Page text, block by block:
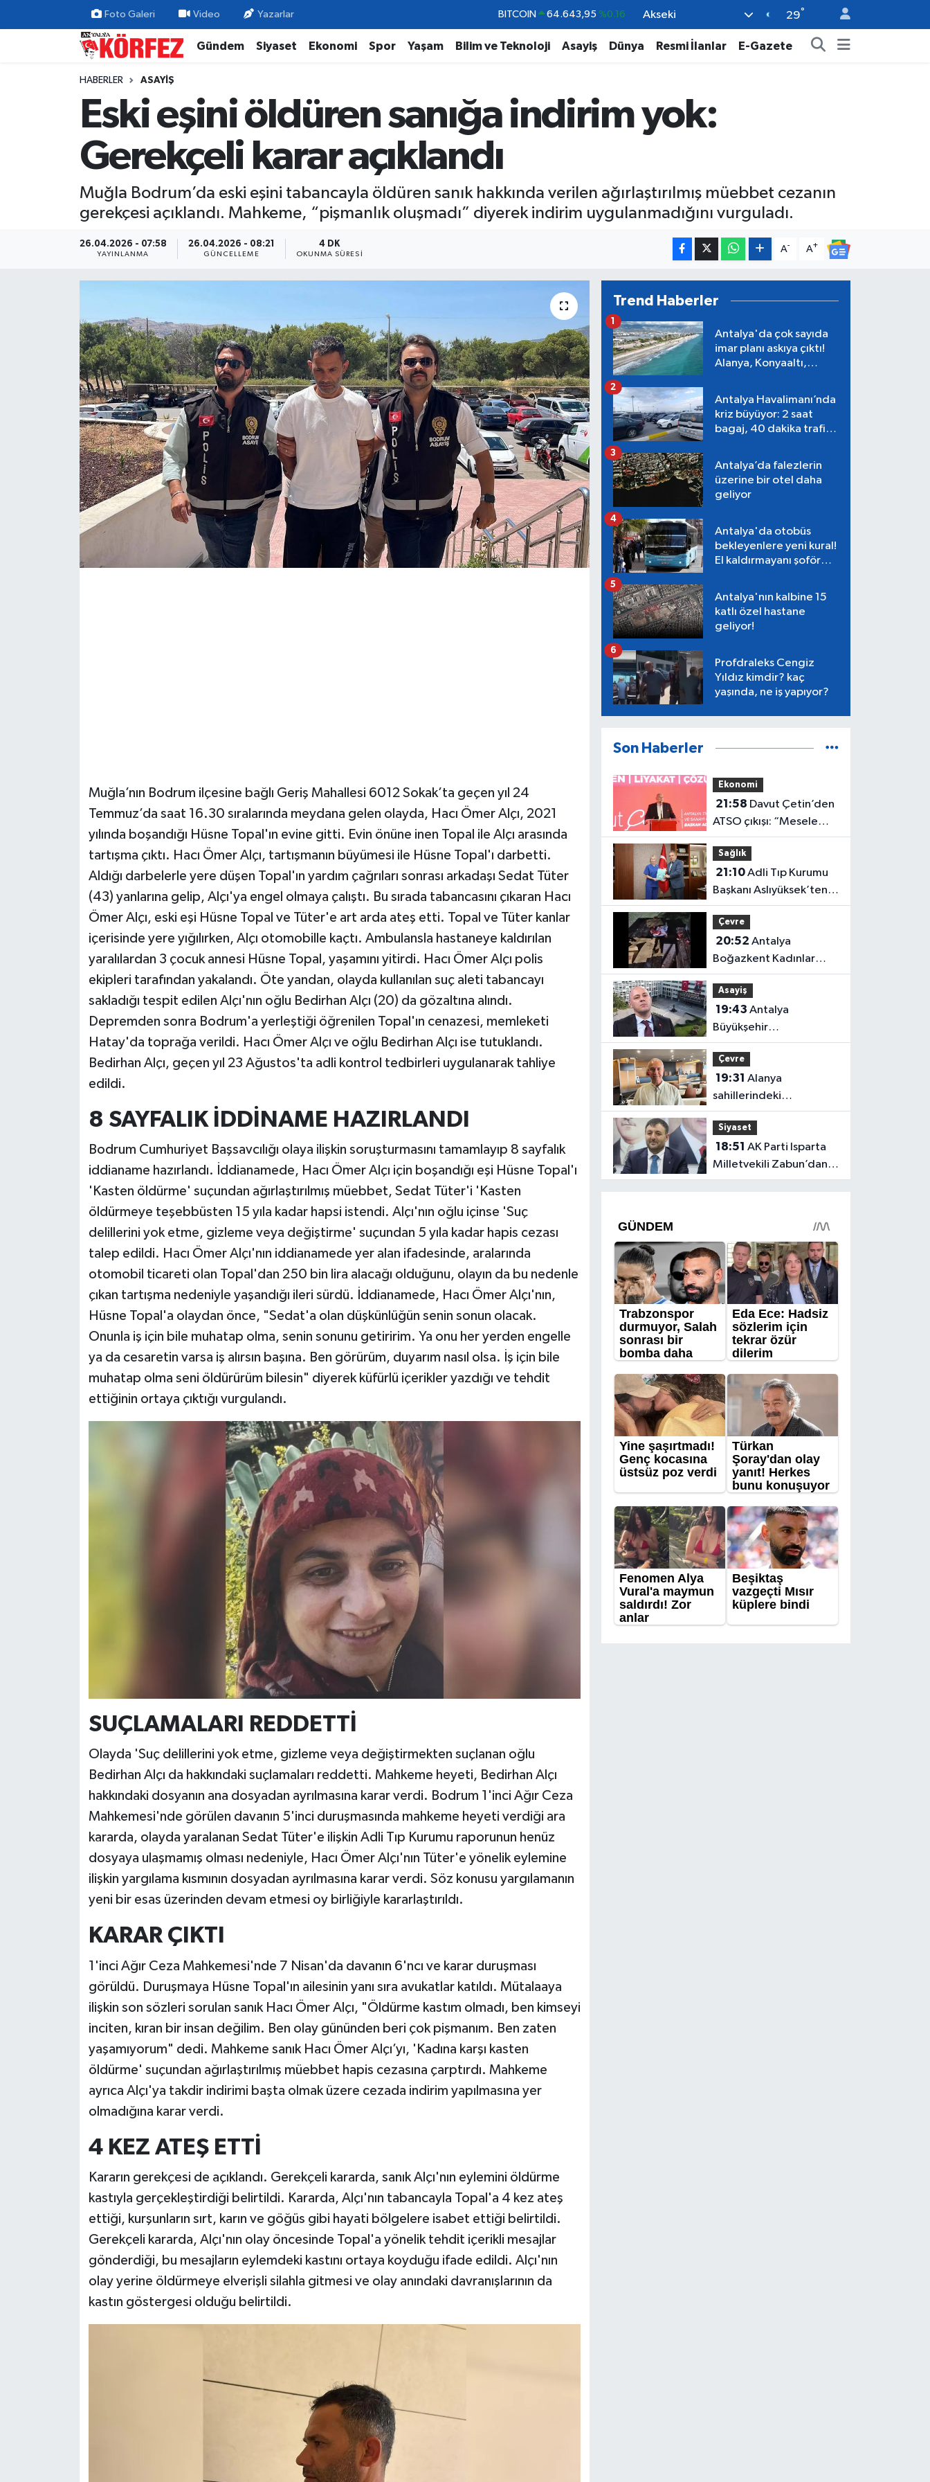
Foto Galeri Video Yazarlar DOLAR 47,6006 %0.06
EURO 55,0250 %0.02
BİST100 13.799 %70
Akseki 29°
Gündem Siyaset Ekonomi Spor Yaşam Bilim ve Teknoloji Asayiş Dünya Resmi İlanlar E-Gazete
HABERLER ASAYIŞ
Eski eşini öldüren sanığa indirim yok:
Gerekçeli karar açıklandı
Muğla Bodrum’da eski eşini tabancayla öldüren sanık hakkında verilen ağırlaştırılmış müebbet cezanın
gerekçesi açıklandı. Mahkeme, “pişmanlık oluşmadı” diyerek indirim uygulanmadığını vurguladı.
26.04.2026 - 07:58
YAYINLANMA
26.04.2026 - 08:21
GÜNCELLEME
4 DK
OKUNMA SÜRESI
A- A+
Muğla’nın Bodrum ilçesine bağlı Geriş Mahallesi 6012 Sokak’ta geçen yıl 24
Temmuz’da saat 16.30 sıralarında meydana gelen olayda, Hacı Ömer Alçı, 2021
yılında boşandığı Hüsne Topal'ın evine gitti. Evin önüne inen Topal ile Alçı arasında
tartışma çıktı. Hacı Ömer Alçı, tartışmanın büyümesi ile Hüsne Topal'ı darbetti.
Aldığı darbelerle yere düşen Topal'ın yardım çağrıları sonrası arkadaşı Sedat Tüter
(43) yanlarına gelip, Alçı'ya engel olmaya çalıştı. Bu sırada tabancasını çıkaran Hacı
Ömer Alçı, eski eşi Hüsne Topal ve Tüter'e art arda ateş etti. Topal ve Tüter kanlar
içerisinde yere yığılırken, Alçı otomobille kaçtı. Ambulansla hastaneye kaldırılan
yaralılardan 3 çocuk annesi Hüsne Topal, yaşamını yitirdi. Hacı Ömer Alçı polis
ekipleri tarafından yakalandı. Öte yandan, olayda kullanılan suç aleti tabancayı
sakladığı tespit edilen Alçı'nın oğlu Bedirhan Alçı (20) da gözaltına alındı.
Depremden sonra Bodrum'a yerleştiği öğrenilen Topal'ın cenazesi, memleketi
Hatay'da toprağa verildi. Hacı Ömer Alçı ve oğlu Bedirhan Alçı ise tutuklandı.
Bedirhan Alçı, geçen yıl 23 Ağustos'ta adli kontrol tedbirleri uygulanarak tahliye
edildi.
8 SAYFALIK İDDİNAME HAZIRLANDI
Bodrum Cumhuriyet Başsavcılığı olaya ilişkin soruşturmasını tamamlayıp 8 sayfalık
iddianame hazırlandı. İddianamede, Hacı Ömer Alçı için boşandığı eşi Hüsne Topal'ı
'Kasten öldürme' suçundan ağırlaştırılmış müebbet, Sedat Tüter'i 'Kasten
öldürmeye teşebbüsten 15 yıla kadar hapsi istendi. Alçı'nın oğlu içinse 'Suç
delillerini yok etme, gizleme veya değiştirme' suçundan 5 yıla kadar hapis cezası
talep edildi. Hacı Ömer Alçı'nın iddianamede yer alan ifadesinde, aralarında
otomobil ticareti olan Topal'dan 250 bin lira alacağı olduğunu, olayın da bu nedenle
çıkan tartışma nedeniyle yaşandığı ileri sürdü. İddianamede, Hacı Ömer Alçı'nın,
Hüsne Topal'a olaydan önce, "Sedat'a olan düşkünlüğün senin sonun olacak.
Onunla iş için bile muhatap olma, senin sonunu getiririm. Ya onu her yerden engelle
ya da cesaretin varsa iş alırsın başına. Ben görürüm, duyarım nasıl olsa. İş için bile
muhatap olma seni öldürürüm bilesin" diyerek küfürlü içerikler yazdığı ve tehdit
ettiğinin ortaya çıktığı vurgulandı.
SUÇLAMALARI REDDETTİ
Olayda 'Suç delillerini yok etme, gizleme veya değiştirmekten suçlanan oğlu
Bedirhan Alçı da hakkındaki suçlamaları reddetti. Mahkeme heyeti, Bedirhan Alçı
hakkındaki dosyanın ana dosyadan ayrılmasına karar verdi. Bodrum 1'inci Ağır Ceza
Mahkemesi'nde görülen davanın 5'inci duruşmasında mahkeme heyeti verdiği ara
kararda, olayda yaralanan Sedat Tüter'e ilişkin Adli Tıp Kurumu raporunun henüz
dosyaya ulaşmamış olması nedeniyle, Hacı Ömer Alçı'nın Tüter'e yönelik eylemine
ilişkin yargılama kısmının dosyadan ayrılmasına karar verdi. Söz konusu yargılamanın
yeni bir esas üzerinden devam etmesi oy birliğiyle kararlaştırıldı.
KARAR ÇIKTI
1'inci Ağır Ceza Mahkemesi'nde 7 Nisan'da davanın 6'ncı ve karar duruşması
görüldü. Duruşmaya Hüsne Topal'ın ailesinin yanı sıra avukatlar katıldı. Mütalaaya
ilişkin son sözleri sorulan sanık Hacı Ömer Alçı, "Öldürme kastım olmadı, ben kimseyi
inciten, kıran bir insan değilim. Ben olay gününden beri çok pişmanım. Ben zaten
yaşamıyorum" dedi. Mahkeme sanık Hacı Ömer Alçı’yı, 'Kadına karşı kasten
öldürme' suçundan ağırlaştırılmış müebbet hapis cezasına çarptırdı. Mahkeme
ayrıca Alçı'ya takdir indirimi başta olmak üzere cezada indirim yapılmasına yer
olmadığına karar verdi.
4 KEZ ATEŞ ETTİ
Kararın gerekçesi de açıklandı. Gerekçeli kararda, sanık Alçı'nın eylemini öldürme
kastıyla gerçekleştirdiği belirtildi. Kararda, Alçı'nın tabancayla Topal'a 4 kez ateş
ettiği, kurşunların sırt, karın ve göğüs gibi hayati bölgelere isabet ettiği belirtildi.
Gerekçeli kararda, Alçı'nın olay öncesinde Topal'a yönelik tehdit içerikli mesajlar
gönderdiği, bu mesajların eylemdeki kastını ortaya koyduğu ifade edildi. Alçı'nın
olay yerine öldürmeye elverişli silahla gitmesi ve olay anındaki davranışlarının da
kastın göstergesi olduğu belirtildi.
Trend Haberler
Antalya'da çok sayıda
imar planı askıya çıktı!
Alanya, Konyaaltı,
1
Antalya Havalimanı’nda
kriz büyüyor: 2 saat
bagaj, 40 dakika trafik,
2
Antalya’da falezlerin
üzerine bir otel daha
geliyor
3
Antalya'da otobüs
bekleyenlere yeni kural!
El kaldırmayanı şoför
4
Antalya'nın kalbine 15
katlı özel hastane
geliyor!
5
Profdraleks Cengiz
Yıldız kimdir? kaç
yaşında, ne iş yapıyor?
6
Son Haberler
Ekonomi
21:58
ATSO çıkışı: “Mesele
Antalya’nın geleceği”
Sağlık
21:10Adli Tıp Kurumu
Başkanı Aslıyüksek’ten
Rektör Özkan'a davet
Çevre
20:52
Boğazkent Kadınlar
Plajı’nda bırakılan çöpler
tepki çekti
Asayiş
19:43
Büyükşehir
soruşturmasında iki isim
hakkında yeni karar
Çevre
19:31
sahillerindeki
mikroplastik kirliliğinin
kaynağı açıklandı
Siyaset
18:51
Milletvekili Zabun’dan
Antalya mesajı: “Ne
Gündem
Yerel Yönetim
Ekonomi
Magazin
Kültür ve Sanat
Nöbetçi Eczaneler
Trafik Durumu
Süper Lig Puan Durumu ve Fikstür
Tüm Manşetler